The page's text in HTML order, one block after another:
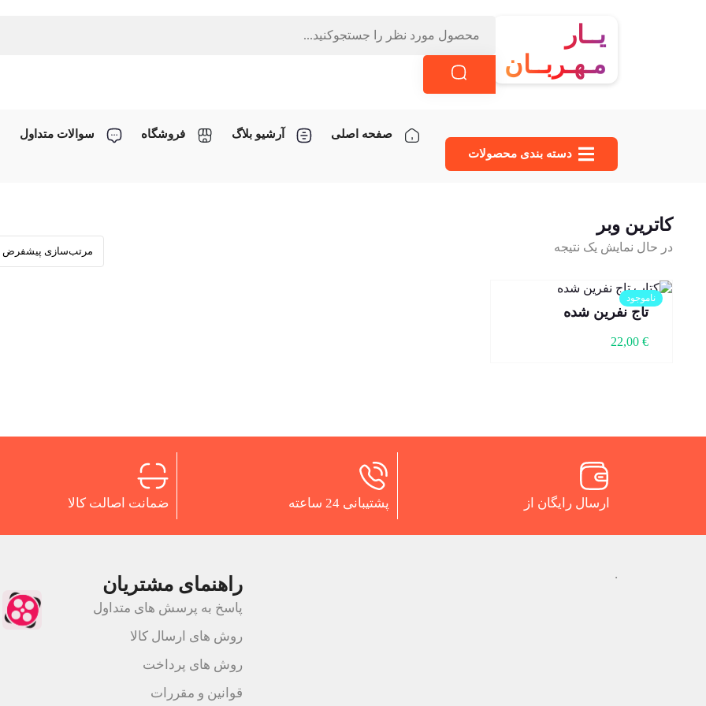
یــار
مـهـربــان
دسته‌ بندی محصولات
صفحه اصلی آرشیو بلاگ فروشگاه سوالات متداول
کاترین وبر
در حال نمایش یک نتیجه
ناموجود
تاج نفرین شده
22,00 €
ارسال رایگان از پشتیبانی 24 ساعته ضمانت اصالت کالا
. راهنمای مشتریان
پاسخ به پرسش های متداول
روش های ارسال کالا
روش های پرداخت
قوانین و مقررات